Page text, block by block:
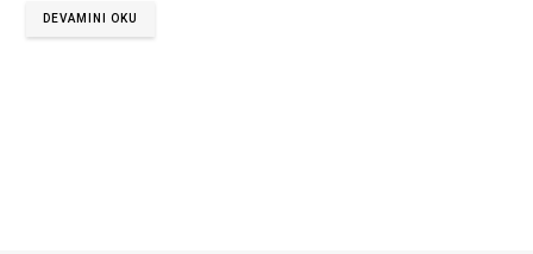
DEVAMINI OKU